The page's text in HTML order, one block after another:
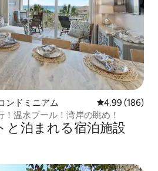
ンドミニアム レビュー186
4.99 (186)
温水プール！湾岸の眺め！
と泊まれる宿泊施設